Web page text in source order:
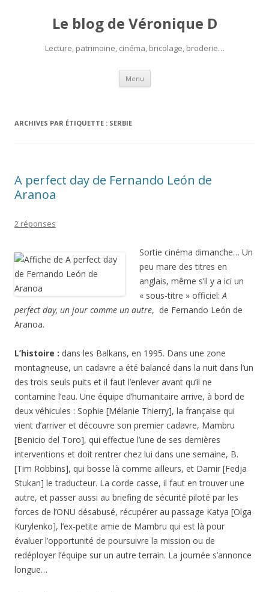
Le blog de Véronique D
Lecture, patrimoine, cinéma, bricolage, broderie…
Menu Aller
contenu
ARCHIVES PAR ÉTIQUETTE : SERBIE
A perfect day de Fernando León de
Aranoa
2 réponses
Sortie cinéma dimanche… Un
peu mare des titres en
anglais, même s’il y a ici un
« sous-titre » officiel:A
perfect day, un jour comme un autre, de Fernando León de
Aranoa.
L’histoire : dans les Balkans, en 1995. Dans une zone
montagneuse, un cadavre a été balancé dans la nuit dans l’un
des trois seuls puits et il faut l’enlever avant qu’il ne
contamine l’eau. Une équipe d’humanitaire arrive, à bord de
deux véhicules : Sophie [Mélanie Thierry], la française qui
vient d’arriver et découvre son premier cadavre, Mambru
[Benicio del Toro], qui effectue l’une de ses dernières
interventions et doit rentrer chez lui dans une semaine, B.
[Tim Robbins], qui bosse là comme ailleurs, et Damir [Fedja
Stukan] le traducteur. La corde casse, il faut en trouver une
autre, et passer aussi au briefing de sécurité piloté par les
forces de l’ONU désabusé, récupérer au passage Katya [Olga
Kurylenko], l’ex-petite amie de Mambru qui est là pour
évaluer l’opportunité de poursuivre la mission ou de
redéployer l’équipe sur un autre terrain. La journée s’annonce
longue…